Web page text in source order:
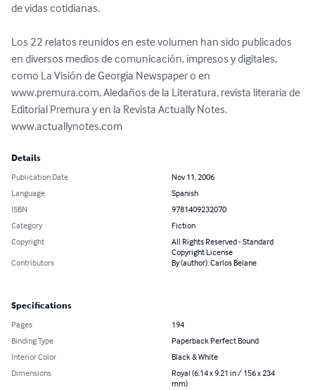
de vidas cotidianas.
Los 22 relatos reunidos en este volumen han sido publicados
en diversos medios de comunicación, impresos y digitales,
como La Visión de Georgia Newspaper o en
www.premura.com, Aledaños de la Literatura, revista literaria de
Editorial Premura y en la Revista Actually Notes.
www.actuallynotes.com
Details
Publication Date
Nov 11, 2006
Language
Spanish
ISBN
9781409232070
Category
Fiction
Copyright
All Rights Reserved - Standard
Copyright License
Contributors
By (author): Carlos Belane
Specifications
Pages
194
Binding Type
Paperback Perfect Bound
Interior Color
Black & White
Dimensions
Royal (6.14 x 9.21 in / 156 x 234
mm)